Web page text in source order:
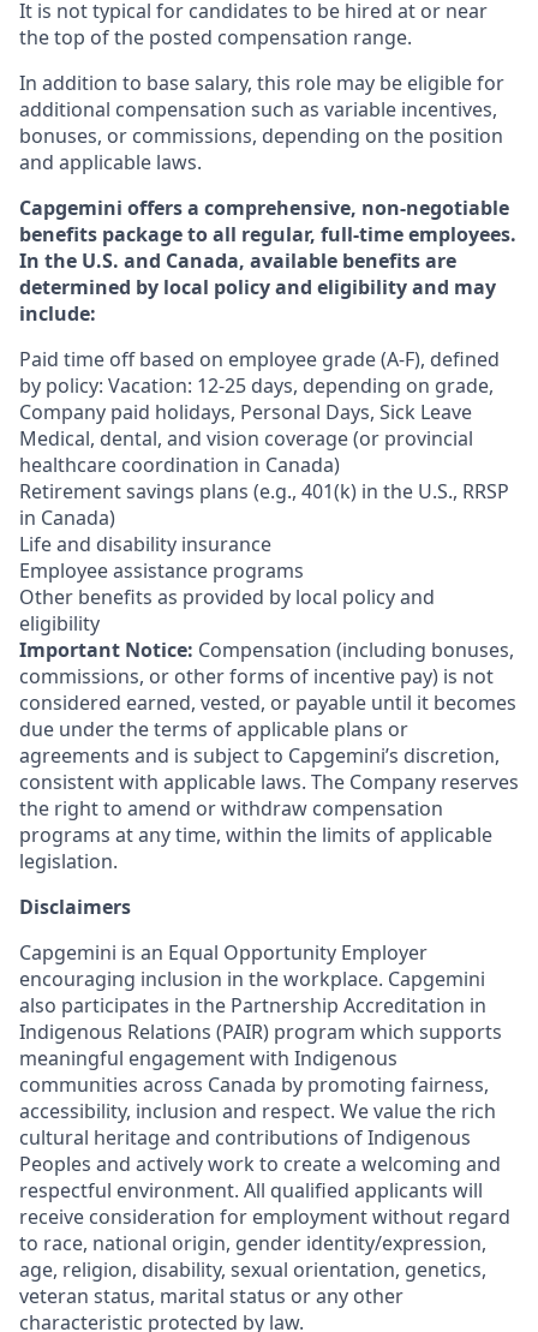
It is not typical for candidates to be hired at or near
the top of the posted compensation range.
In addition to base salary, this role may be eligible for
additional compensation such as variable incentives,
bonuses, or commissions, depending on the position
and applicable laws.
Capgemini offers a comprehensive, non-negotiable
benefits package to all regular, full-time employees.
In the U.S. and Canada, available benefits are
determined by local policy and eligibility and may
include:
Paid time off based on employee grade (A-F), defined
by policy: Vacation: 12-25 days, depending on grade,
Company paid holidays, Personal Days, Sick Leave
Medical, dental, and vision coverage (or provincial
healthcare coordination in Canada)
Retirement savings plans (e.g., 401(k) in the U.S., RRSP
in Canada)
Life and disability insurance
Employee assistance programs
Other benefits as provided by local policy and
eligibility
Important Notice: Compensation (including bonuses,
commissions, or other forms of incentive pay) is not
considered earned, vested, or payable until it becomes
due under the terms of applicable plans or
agreements and is subject to Capgemini’s discretion,
consistent with applicable laws. The Company reserves
the right to amend or withdraw compensation
programs at any time, within the limits of applicable
legislation.
Disclaimers
Capgemini is an Equal Opportunity Employer
encouraging inclusion in the workplace. Capgemini
also participates in the Partnership Accreditation in
Indigenous Relations (PAIR) program which supports
meaningful engagement with Indigenous
communities across Canada by promoting fairness,
accessibility, inclusion and respect. We value the rich
cultural heritage and contributions of Indigenous
Peoples and actively work to create a welcoming and
respectful environment. All qualified applicants will
receive consideration for employment without regard
to race, national origin, gender identity/expression,
age, religion, disability, sexual orientation, genetics,
veteran status, marital status or any other
characteristic protected by law.